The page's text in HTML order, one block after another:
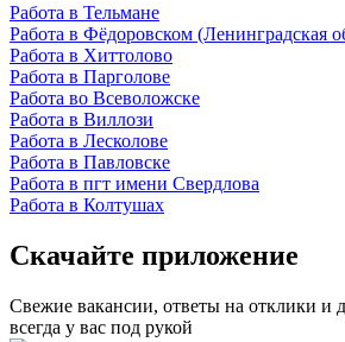
Работа в Тельмане
Работа в Фёдоровском (Ленинградская
Работа в Хиттолово
Работа в Парголове
Работа во Всеволожске
Работа в Виллози
Работа в Лесколове
Работа в Павловске
Работа в пгт имени Свердлова
Работа в Колтушах
Скачайте приложение
Свежие вакансии, ответы на отклики и
всегда у вас под рукой